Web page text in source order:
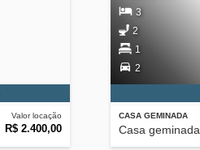
Valor locação
R$ 2.400,00
CASA GEMINADA
Casa geminada
3
2
1
2